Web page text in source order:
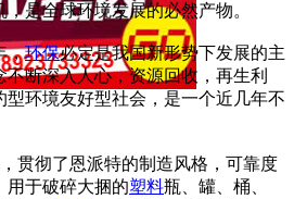
是全球环境发展的必然产物。
，环保必定是我国新形势下发展的主
断深入人心，资源回收，再生利
型环境友好型社会，是一个近几年不
贯彻了恩派特的制造风格，可靠度
用于破碎大捆的塑料瓶、罐、桶、